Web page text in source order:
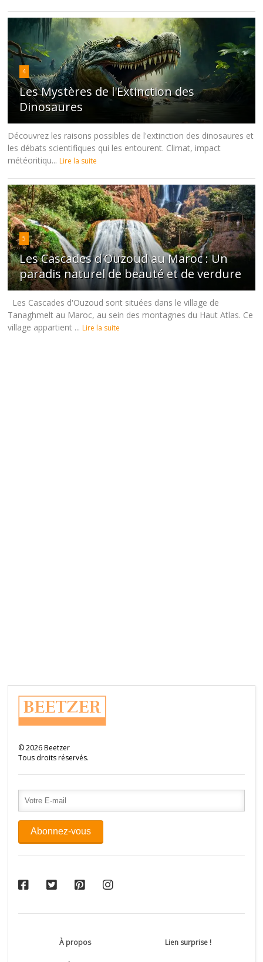
4
Les Mystères de l'Extinction des
Dinosaures
Découvrez les raisons possibles de l'extinction des dinosaures et
les débats scientifiques qui les entourent. Climat, impact
météoritiqu... Lire la suite
5
Les Cascades d'Ouzoud au Maroc : Un
paradis naturel de beauté et de verdure
Les Cascades d'Ouzoud sont situées dans le village de
Tanaghmelt au Maroc, au sein des montagnes du Haut Atlas. Ce
village appartient ... Lire la suite
©2026Beetzer
Tous droits réservés.
À propos Lien surprise !